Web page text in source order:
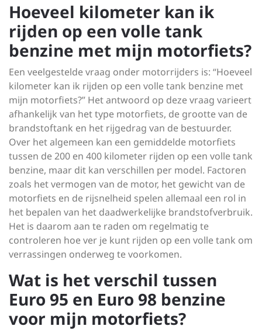
Hoeveel kilometer kan ik
rijden op een volle tank
benzine met mijn motorfiets?
Een veelgestelde vraag onder motorrijders is: “Hoeveel
kilometer kan ik rijden op een volle tank benzine met
mijn motorfiets?” Het antwoord op deze vraag varieert
afhankelijk van het type motorfiets, de grootte van de
brandstoftank en het rijgedrag van de bestuurder.
Over het algemeen kan een gemiddelde motorfiets
tussen de 200 en 400 kilometer rijden op een volle tank
benzine, maar dit kan verschillen per model. Factoren
zoals het vermogen van de motor, het gewicht van de
motorfiets en de rijsnelheid spelen allemaal een rol in
het bepalen van het daadwerkelijke brandstofverbruik.
Het is daarom aan te raden om regelmatig te
controleren hoe ver je kunt rijden op een volle tank om
verrassingen onderweg te voorkomen.
Wat is het verschil tussen
Euro 95 en Euro 98 benzine
voor mijn motorfiets?